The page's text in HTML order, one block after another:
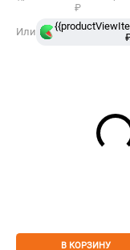
₽
Или
В КОРЗИНУ